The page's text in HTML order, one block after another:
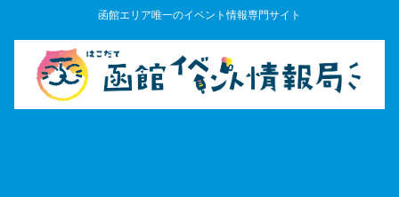
函館エリア唯一のイベント情報専門サイト